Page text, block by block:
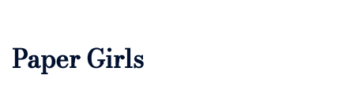
Paper Girls